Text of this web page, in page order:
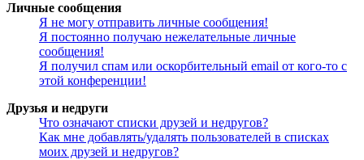
Личные сообщения
Я не могу отправить личные сообщения!
Я постоянно получаю нежелательные личные
сообщения!
Я получил спам или оскорбительный email от кого-то с
этой конференции!
Друзья и недруги
Что означают списки друзей и недругов?
Как мне добавлять/удалять пользователей в списках
моих друзей и недругов?